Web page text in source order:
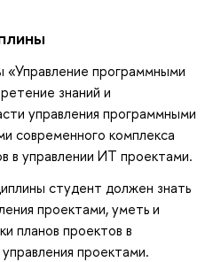
«Управление программными
знаний и
управления программными
современного комплекса
в управлении ИТ проектами.
студент должен знать
проектами, уметь и
планов проектов в
проектами.